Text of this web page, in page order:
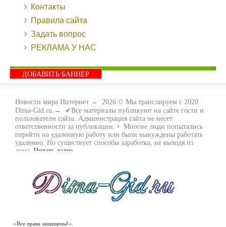
Контакты
Правила сайта
Задать вопрос
РЕКЛАМА У НАС
ДОБАВИТЬ БАННЕР
Новости мира Интернет → 2026 © Мы транслируем с 2020
Dima-Gid.ru.→ ✔Все материалы публикуют на сайте гости и
пользователи сайта. Администрация сайта не несет
ответственности за публикации. • Многие люди попытались
перейти на удаленную работу или были вынуждены работать
удаленно. Но существует способы заработка, не выходя из
дома. Читать далее...
много. Все зависит только от вас, чем вы хотите заняться и, что
вам придётся по душе. Наш сайт собирает для вас всю
полезную информацию и новые виды заработка которые
появляются на просторах интернета каждый день. Просто
заработка.
«Все права защищены!».